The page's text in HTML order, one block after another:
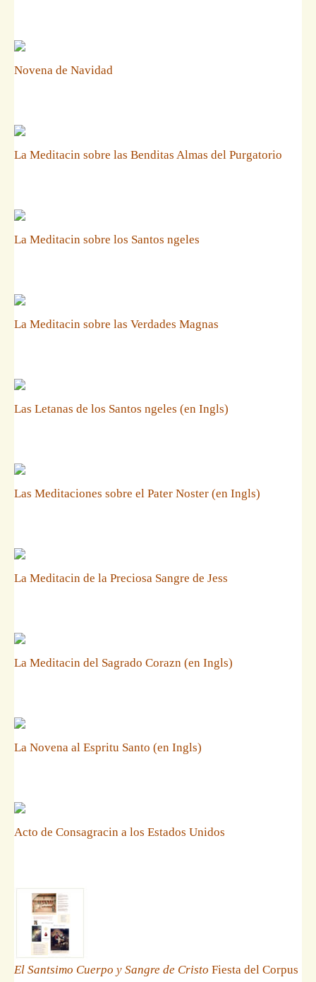
Novena de Navidad
La Meditacin sobre las Benditas Almas del Purgatorio
La Meditacin sobre los Santos ngeles
La Meditacin sobre las Verdades Magnas
Las Letanas de los Santos ngeles (en Ingls)
Las Meditaciones sobre el Pater Noster (en Ingls)
La Meditacin de la Preciosa Sangre de Jess
La Meditacin del Sagrado Corazn (en Ingls)
La Novena al Espritu Santo (en Ingls)
Acto de Consagracin a los Estados Unidos
El Santsimo Cuerpo y Sangre de Cristo Fiesta del Corpus